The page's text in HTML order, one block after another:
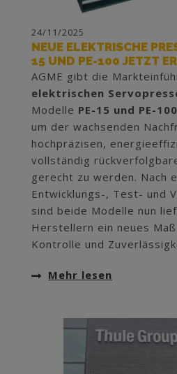
24/11/2025
NEUE ELEKTRISCHE
15 UND PE-100 JETZT
AGME gibt die
elektrischen
Modelle PE-15 und PE-100
um der wachsenden
hochpräzisen,
vollständig
gerecht zu werden. Nach
Entwicklungs-, Test- und
sind beide Modelle nun
Herstellern ein neues
Kontrolle und
Mehr lesen